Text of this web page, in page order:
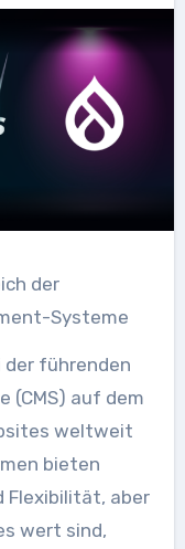
der
Systeme
der führenden
(CMS) auf dem
weltweit
bieten
Flexibilität, aber
wert sind,